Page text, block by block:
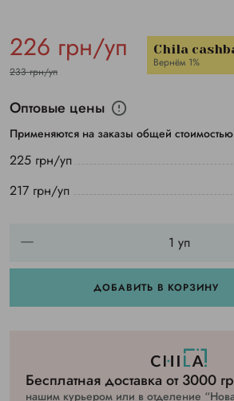
226 грн/уп
233 грн/уп
Chila
Вернём 1%
Оптовые цены
Применяются на заказы общей
225 грн/уп
217 грн/уп
ДОБАВИТЬ В КОРЗИНУ
Бесплатная доставка от 3000
нашим курьером или в отделение